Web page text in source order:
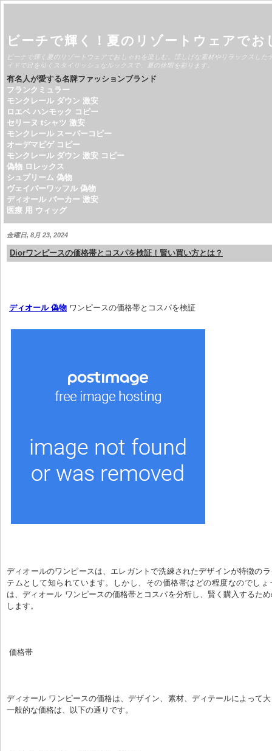
ビーチで輝く！夏のリゾートウェアでお
ビーチで輝く夏のリゾートウェアでおしゃれを楽しむ。涼しげな素材やリラックスし
イドで目を引くスタイリッシュなルックスで、夏の休暇を彩ります。
有名人が愛する名牌ファッションブランド
フランクミュラー
モンクレール ダウン 激安
ロエベ ハンモック コピー
セリーヌ tシャツ 激安
モンクレール スーパーコピー
オーデマピゲ コピー
モンクレール ダウン 激安 コピー
偽物 ロレックス
シュプリーム 偽物
ヴェイパーワッフル 偽物
ディオール パーカー 激安
医療 用 ウィッグ
金曜日, 8月 23, 2024
Diorワンピースの価格帯とコスパを検証！賢い買い方とは？
ディオール 偽物 ワンピースの価格帯とコスパを検証
ディオールのワンピースは、エレガントで洗練されたデザインが特徴の
テムとして知られています。しかし、その価格帯はどの程度なのでしょ
は、ディオール ワンピースの価格帯とコスパを分析し、賢く購入するた
します。
価格帯
ディオール ワンピースの価格は、デザイン、素材、ディテールによって
一般的な価格は、以下の通りです。